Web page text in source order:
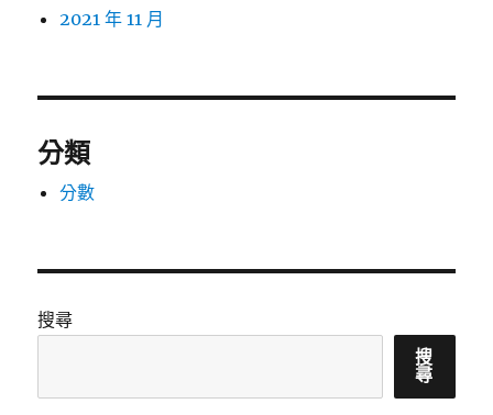
2021 年 11 月
分類
分數
搜尋
搜
尋